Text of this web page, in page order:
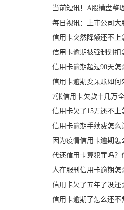
当前短讯！A股横盘整
每日视讯：上市公司大
信用卡突然降额还不上
信用卡逾期被强制划扣
信用卡逾期超过90天怎
信用卡逾期变呆账如何
7张信用卡欠款十几万
信用卡欠了15万还不上
信用卡逾期手续费怎么
因为疫情信用卡逾期怎
代还信用卡算犯罪吗？
人在服刑信用卡逾期怎
信用卡欠了五年了没还
信用卡逾期了怎么还不